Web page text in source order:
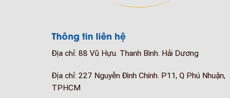
Thông tin liên hệ
Địa chỉ: 88 Vũ Hựu. Thanh Bình. Hải Dương
Địa chỉ: 227 Nguyễn Đình Chính. P11, Q Phú Nhuận,
TPHCM